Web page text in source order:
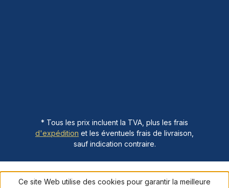
* Tous les prix incluent la TVA, plus les frais
d'expédition et les éventuels frais de livraison,
sauf indication contraire.
Ce site Web utilise des cookies pour garantir la meilleure